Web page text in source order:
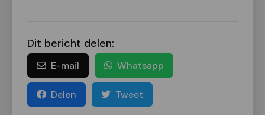
Dit bericht delen:
E-mail Whatsapp
Delen Tweet